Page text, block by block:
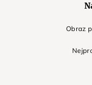
Obraz